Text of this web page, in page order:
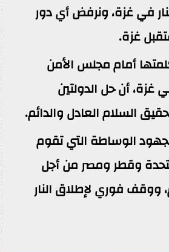
في غزة، ونرفض أي دور
غزة.
أمام مجلس الأمن
غزة، أن حل الدولتين
السلام العادل والدائم.
الوساطة التي تقوم
وقطر ومصر من أجل
ووقف فوري لإطلاق النار